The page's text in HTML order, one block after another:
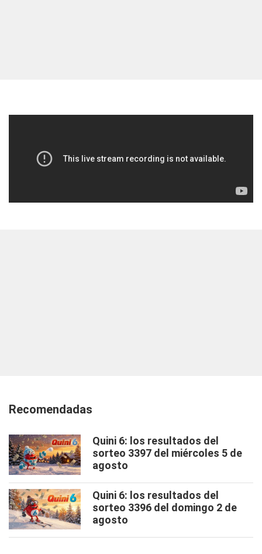
Recomendadas
Quini 6: los resultados del
sorteo 3397 del miércoles 5 de
agosto
Quini 6: los resultados del
sorteo 3396 del domingo 2 de
agosto